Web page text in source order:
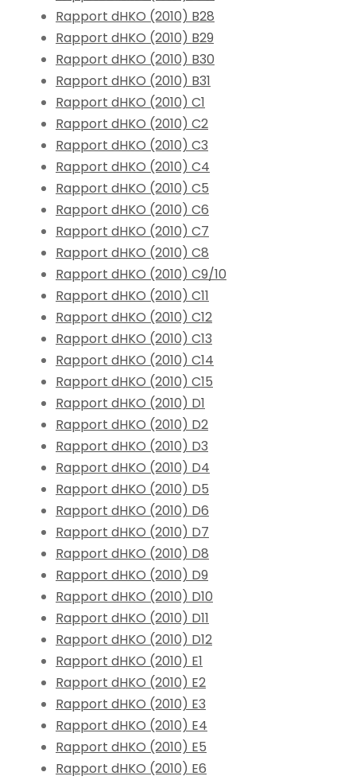
Rapport dHKO (2010) B28
Rapport dHKO (2010) B29
Rapport dHKO (2010) B30
Rapport dHKO (2010) B31
Rapport dHKO (2010) C1
Rapport dHKO (2010) C2
Rapport dHKO (2010) C3
Rapport dHKO (2010) C4
Rapport dHKO (2010) C5
Rapport dHKO (2010) C6
Rapport dHKO (2010) C7
Rapport dHKO (2010) C8
Rapport dHKO (2010) C9/10
Rapport dHKO (2010) C11
Rapport dHKO (2010) C12
Rapport dHKO (2010) C13
Rapport dHKO (2010) C14
Rapport dHKO (2010) C15
Rapport dHKO (2010) D1
Rapport dHKO (2010) D2
Rapport dHKO (2010) D3
Rapport dHKO (2010) D4
Rapport dHKO (2010) D5
Rapport dHKO (2010) D6
Rapport dHKO (2010) D7
Rapport dHKO (2010) D8
Rapport dHKO (2010) D9
Rapport dHKO (2010) D10
Rapport dHKO (2010) D11
Rapport dHKO (2010) D12
Rapport dHKO (2010) E1
Rapport dHKO (2010) E2
Rapport dHKO (2010) E3
Rapport dHKO (2010) E4
Rapport dHKO (2010) E5
Rapport dHKO (2010) E6